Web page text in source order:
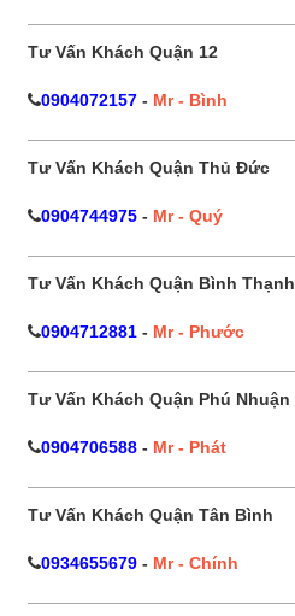
Tư Vấn Khách Quận 12
0904072157 - Mr - Bình
Tư Vấn Khách Quận Thủ Đức
0904744975 - Mr - Quý
Tư Vấn Khách Quận Bình Thạnh
0904712881 - Mr - Phước
Tư Vấn Khách Quận Phú Nhuận
0904706588 - Mr - Phát
Tư Vấn Khách Quận Tân Bình
0934655679 - Mr - Chính